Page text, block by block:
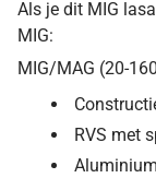
Als je dit MIG
MIG:
MIG/MAG (20-
RVS met